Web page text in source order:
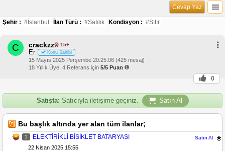
Cevap Yaz
Şehir : #İstanbul İlan Türü : #Satılık Kondisyon : #Sıfır
C crackzz 15+
Er Konu Sahibi
15 Mayıs 2025 Perşembe 20:25:06 (425 mesaj)
18 Yıllık Üye, 4 Referans için 5/5 Puan
0
Satışta: Satıcıyla iletişime geçiniz. Satın Al
Bu başlık altında yer alan tüm ilanlar;
1 ELEKTİRİKLİ BİSİKLET BATARYASI Satın Al
22 Nisan 2025 15:55